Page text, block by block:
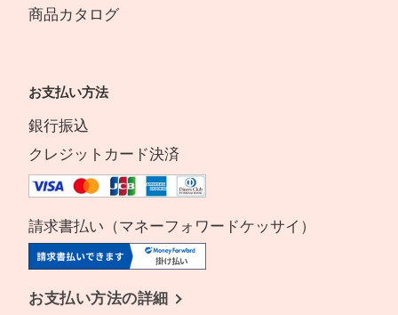
商品カタログ
お支払い方法
銀行振込
クレジットカード決済
請求書払い（マネーフォワードケッサイ）
お支払い方法の詳細